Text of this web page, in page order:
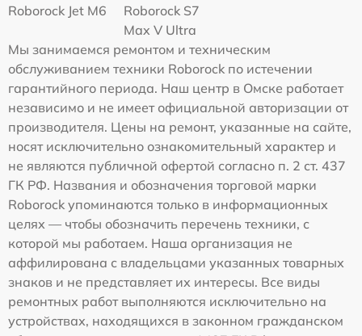
Roborock Jet M6
Roborock S7
Max V Ultra
Мы занимаемся ремонтом и техническим
обслуживанием техники Roborock по истечении
гарантийного периода. Наш центр в Омске работает
независимо и не имеет официальной авторизации от
производителя. Цены на ремонт, указанные на сайте,
носят исключительно ознакомительный характер и
не являются публичной офертой согласно п. 2 ст. 437
ГК РФ. Названия и обозначения торговой марки
Roborock упоминаются только в информационных
целях — чтобы обозначить перечень техники, с
которой мы работаем. Наша организация не
аффилирована с владельцами указанных товарных
знаков и не представляет их интересы. Все виды
ремонтных работ выполняются исключительно на
устройствах, находящихся в законном гражданском